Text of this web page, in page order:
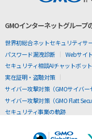
GMOインターネットグループ
世界初総合ネットセキュリティサ
パスワード漏洩診断
Webサイ
セキュリティ相談AIチャットボット
実在証明・盗聴対策
サイバー攻撃対策（GMOサイバー
サイバー攻撃対策（GMO Flatt
セキュリティ事業の軌跡